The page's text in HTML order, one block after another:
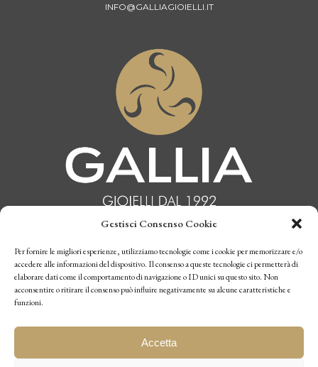
Gestisci Consenso Cookie
Per fornire le migliori esperienze, utilizziamo tecnologie come i cookie per memorizzare e/o
accedere alle informazioni del dispositivo. Il consenso a queste tecnologie ci permetterà di
elaborare dati come il comportamento di navigazione o ID unici su questo sito. Non
acconsentire o ritirare il consenso può influire negativamente su alcune caratteristiche e
funzioni.
Accetta
INFO@GALLIAGIOIELLI.IT
INFORMATIVA PRIVACY
CONDIZIONI DI VENDITA